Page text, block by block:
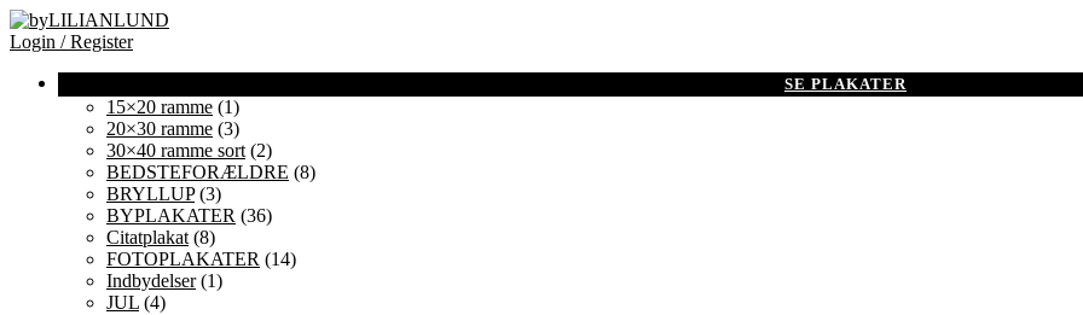
Login / Register
15×20 ramme (1)
20×30 ramme (3)
30×40 ramme sort (2)
BEDSTEFORÆLDRE (8)
BRYLLUP(3)
BYPLAKATER (36)
Citatplakat (8)
FOTOPLAKATER (14)
Indbydelser(1)
JUL (4)